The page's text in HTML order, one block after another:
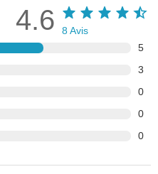
5
3
0
0
0
4.6 8 Avis